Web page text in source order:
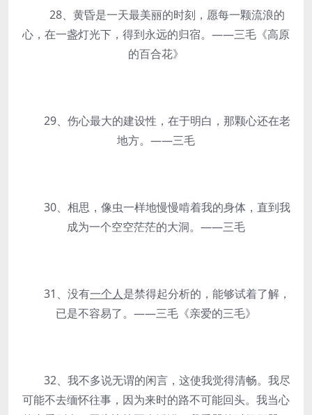
28、黄昏是一天最美丽的时刻，愿每一颗流浪的
心，在一盏灯光下，得到永远的归宿。——三毛《高原
的百合花》
29、伤心最大的建设性，在于明白，那颗心还在老
地方。——三毛
30、相思，像虫一样地慢慢啃着我的身体，直到我
成为一个空空茫茫的大洞。——三毛
31、没有一个人是禁得起分析的，能够试着了解，
已是不容易了。——三毛《亲爱的三毛》
32、我不多说无谓的闲言，这使我觉得清畅。我尽
可能不去缅怀往事，因为来时的路不可能回头。我当心